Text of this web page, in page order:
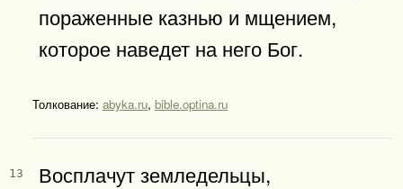
пораженные казнью и мщением,
которое наведет на него Бог.
Толкование: abyka.ru, bible.optina.ru
13
Восплачут земледельцы,